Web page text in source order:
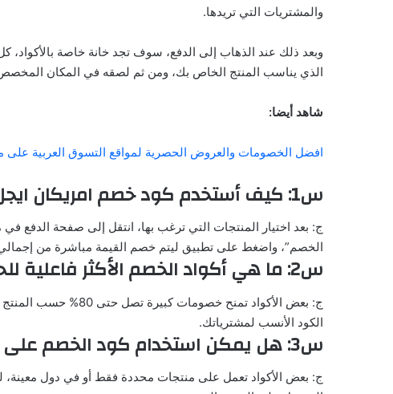
والمشتريات التي تريدها.
وبعد ذلك عند الذهاب إلى الدفع، سوف تجد خانة خاصة بالأكواد،
الذي يناسب المنتج الخاص بك، ومن ثم لصقه في المكان
شاهد أيضا:
افضل الخصومات والعروض الحصرية لمواقع التسوق العربية
س1: كيف أستخدم كود خصم امريكان ايجل للحصول على أفضل سعر؟
ج: بعد اختيار المنتجات التي ترغب بها، انتقل إلى صفحة الدفع
الخصم”، واضغط على تطبيق ليتم خصم القيمة مباشرة من
س2: ما هي أكواد الخصم الأكثر فاعلية للحصول على أكبر نسبة خصم؟
ج: بعض الأكواد تمنح
الكود الأنسب لمشترياتك.
س3: هل يمكن استخدام كود الخصم على جميع المنتجات في متجر امريكان ايجل؟
ج: بعض الأكواد تعمل على منتجات محددة فقط أو في دول